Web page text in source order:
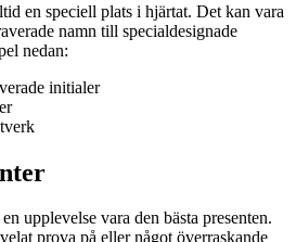
en speciell plats i hjärtat. Det kan vara
namn till specialdesignade
nedan:
initialer
upplevelse vara den bästa presenten.
prova på eller något överraskande